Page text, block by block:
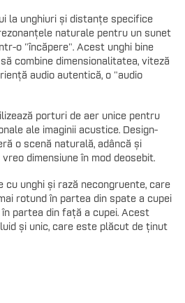
la unghiuri și distanțe specifice
naturale pentru un sunet
o "încăpere". Acest unghi bine
combine dimensionalitatea, viteză
audio autentică, o "audio
porturi de aer unice pentru
ale imaginii acustice. Design-
o scenă naturală, adâncă și
dimensiune în mod deosebit.
cu unghi și rază necongruente, care
rotund în partea din spate a cupei
partea din față a cupei. Acest
și unic, care este plăcut de ținut